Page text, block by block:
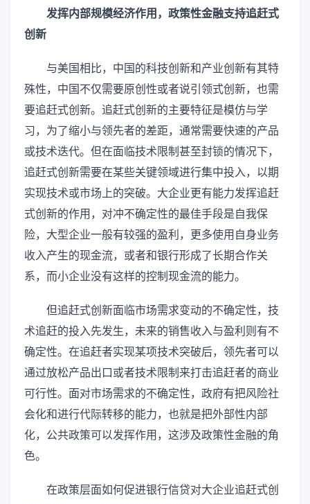
发挥内部规模经济作用，政策性金融支持追赶式
创新
与美国相比，中国的科技创新和产业创新有其特
殊性，中国不仅需要原创性或者说引领式创新，也需
要追赶式创新。追赶式创新的主要特征是模仿与学
习，为了缩小与领先者的差距，通常需要快速的产品
或技术迭代。但在面临技术限制甚至封锁的情况下，
追赶式创新需要在某些关键领域进行集中投入，以期
实现技术或市场上的突破。大企业更有能力发挥追赶
式创新的作用，对冲不确定性的最佳手段是自我保
险，大型企业一般有较强的盈利，更多使用自身业务
收入产生的现金流，或者和银行形成了长期合作关
系，而小企业没有这样的控制现金流的能力。
但追赶式创新面临市场需求变动的不确定性，技
术追赶的投入先发生，未来的销售收入与盈利则有不
确定性。在追赶者实现某项技术突破后，领先者可以
通过放松产品出口或者技术限制来打击追赶者的商业
可行性。面对市场需求的不确定性，政府有把风险社
会化和进行代际转移的能力，也就是把外部性内部
化，公共政策可以发挥作用，这涉及政策性金融的角
色。
在政策层面如何促进银行信贷对大企业追赶式创